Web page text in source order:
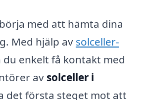
med att hämta dina
Med hjälp av solceller-
du enkelt få kontakt med
av solceller i
det första steget mot att